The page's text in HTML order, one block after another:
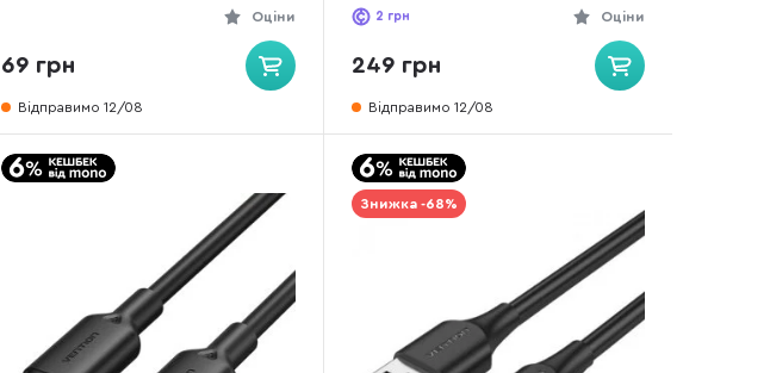
Оціни
69 грн
Відправимо 12/08
Оціни
2 грн
249 грн
Відправимо 12/08
Знижка -68%